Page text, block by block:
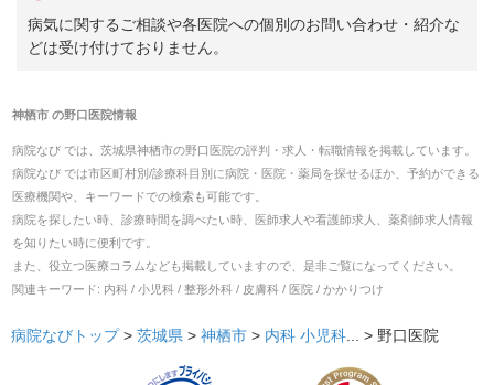
病気に関するご相談や各医院への個別のお問い合わせ・紹介な
どは受け付けておりません。
神栖市の野口医院情報
病院なび では、 茨城県神栖市の野口医院の評判・求人・転職情報を掲載しています。
病院なび では市区町村別/診療科目別に病院・医院・薬局を探せるほか、予約ができる
医療機関や、キーワードでの検索も可能です。
病院を探したい時、診療時間を調べたい時、医師求人や看護師求人、薬剤師求人情報
を知りたい時に便利です。
また、役立つ医療コラムなども掲載していますので、是非ご覧になってください。
関連キーワード: 内科 / 小児科 / 整形外科 / 皮膚科 / 医院 / かかりつけ
病院なびトップ > 茨城県 > 神栖市 > 内科 小児科... > 野口医院